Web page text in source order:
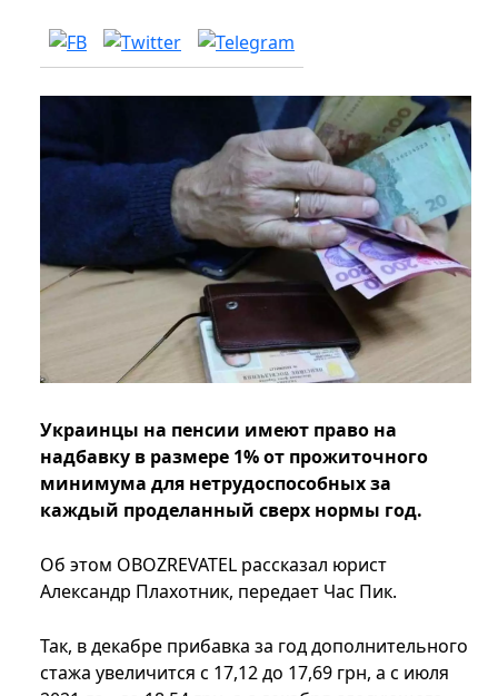
Украинцы на пенсии имеют право на
надбавку в размере 1% от прожиточного
минимума для нетрудоспособных за
каждый проделанный сверх нормы год.
Об этом OBOZREVATEL рассказал юрист
Александр Плахотник, передает Час Пик.
Так, в декабре прибавка за год дополнительного
стажа увеличится с 17,12 до 17,69 грн, а с июля